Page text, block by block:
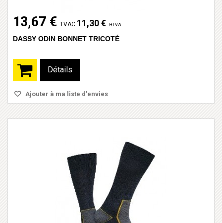
13,67 € TVAC 11,30 € HTVA
DASSY ODIN BONNET TRICOTÉ
Détails
Ajouter à ma liste d'envies